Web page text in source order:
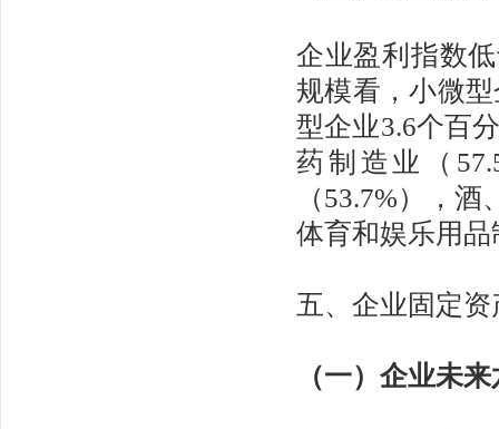
企业盈利指数
规模看，小微
型企业3.6个百
药制造业（
（53.7%），
体育和娱乐用品
五、企业固定
（一）企业未